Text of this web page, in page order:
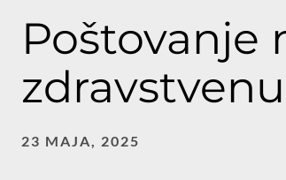
Poštovanje
23 MAJA, 2025